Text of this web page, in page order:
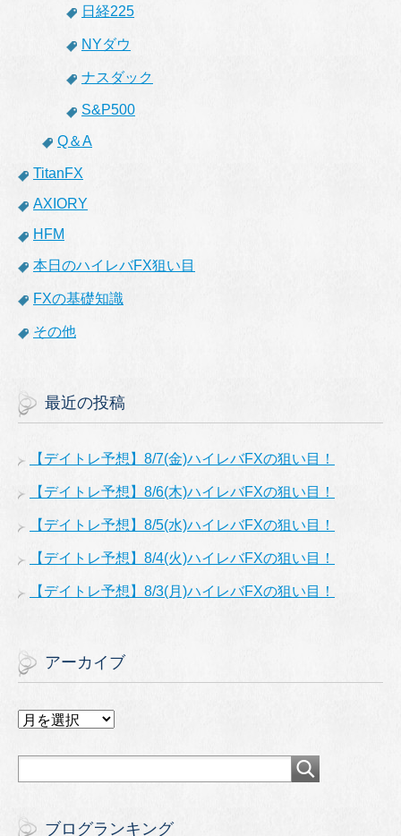
日経225
NYダウ
ナスダック
S&P500
Q＆A
TitanFX
AXIORY
HFM
本日のハイレバFX狙い目
FXの基礎知識
その他
最近の投稿
【デイトレ予想】8/7(金)ハイレバFXの狙い目！
【デイトレ予想】8/6(木)ハイレバFXの狙い目！
【デイトレ予想】8/5(水)ハイレバFXの狙い目！
【デイトレ予想】8/4(火)ハイレバFXの狙い目！
【デイトレ予想】8/3(月)ハイレバFXの狙い目！
アーカイブ
ア
カ
ブログランキング